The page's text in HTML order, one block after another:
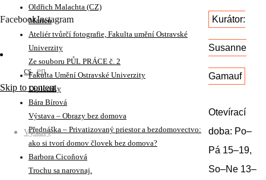
FacebookInstagram
cs en
Skip to content
Výstavy
Kurátor:
Susanne
Gamauf
Otevírací
doba: Po–
Pá 15–19,
So–Ne 13–
Oldřich Malachta (CZ)
Marten
Ateliér tvůrčí fotografie, Fakulta umění Ostravské
Univerzity
Ze souboru PŮL PRÁCE č. 2
Fakulta Umění Ostravské Univerzity
Diplomky
Bára Bírová
Výstava – Obrazy bez domova
Přednáška – Privatizovaný priestor a bezdomovectvo:
ako si tvorí domov človek bez domova?
Barbora Cicoňová
Trochu sa narovnaj.